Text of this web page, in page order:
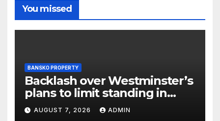
You missed
BANSKO PROPERTY
Backlash over Westminster’s
plans to limit standing in
Soho and West End pubs
AUGUST 7, 2026 ADMIN